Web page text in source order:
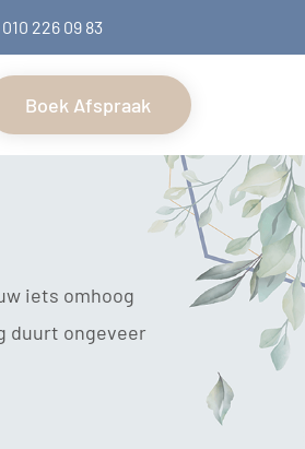
010 226 09 83
Boek Afspraak
iets omhoog
duurt ongeveer